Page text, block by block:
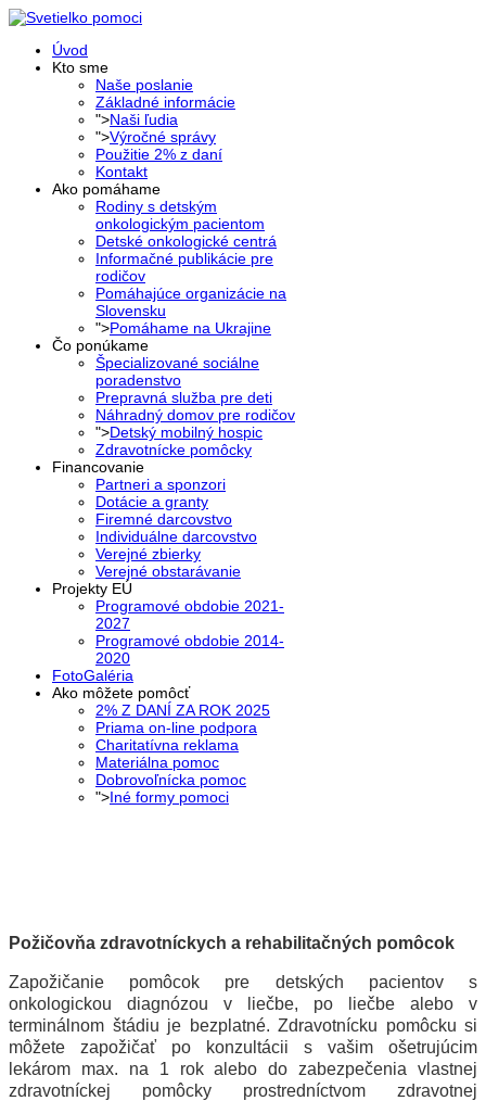
Úvod
Kto sme
Naše poslanie
Základné informácie
">Naši ľudia
">Výročné správy
Použitie 2% z daní
Kontakt
Ako pomáhame
Rodiny s detským
onkologickým pacientom
Detské onkologické centrá
Informačné publikácie pre
rodičov
Pomáhajúce organizácie na
Slovensku
">Pomáhame na Ukrajine
Čo ponúkame
Špecializované sociálne
poradenstvo
Prepravná služba pre deti
Náhradný domov pre rodičov
">Detský mobilný hospic
Zdravotnícke pomôcky
Financovanie
Partneri a sponzori
Dotácie a granty
Firemné darcovstvo
Individuálne darcovstvo
Verejné zbierky
Verejné obstarávanie
Projekty EÚ
Programové obdobie 2021-
2027
Programové obdobie 2014-
2020
FotoGaléria
Ako môžete pomôcť
2% Z DANÍ ZA ROK 2025
Priama on-line podpora
Charitatívna reklama
Materiálna pomoc
Dobrovoľnícka pomoc
">Iné formy pomoci
Požičovňa zdravotníckych a rehabilitačných pomôcok
Zapožičanie pomôcok pre detských pacientov s
onkologickou diagnózou v liečbe, po liečbe alebo v
terminálnom štádiu je bezplatné. Zdravotnícku pomôcku si
môžete zapožičať po konzultácii s vašim ošetrujúcim
lekárom max. na 1 rok alebo do zabezpečenia vlastnej
zdravotníckej pomôcky prostredníctvom zdravotnej